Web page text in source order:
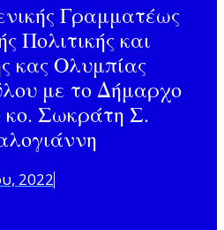
Γραμματέως
Πολιτικής και
κας Ολυμπίας
με το Δήμαρχο
Σωκράτη Σ.
2022